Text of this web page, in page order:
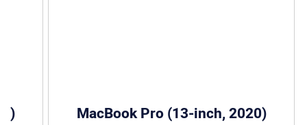
MacBook Pro (13-inch, 2020)